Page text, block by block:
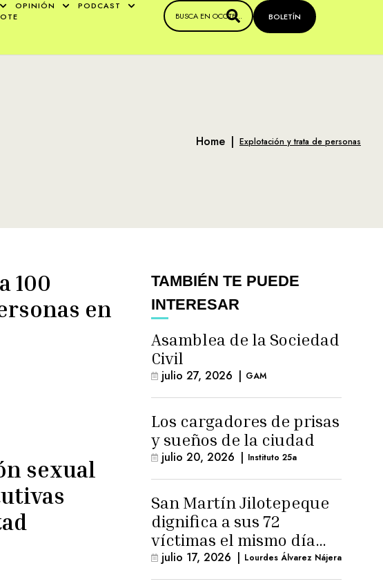
OPINIÓN
PODCAST
BOLETÍN
Home | Explotación y trata de personas
100
en
sexual
TAMBIÉN TE PUEDE
INTERESAR
Asamblea de la Sociedad
Civil
julio 27, 2026 | GAM
Los cargadores de prisas
y sueños de la ciudad
julio 20, 2026 | Instituto 25a
San Martín Jilotepeque
dignifica a sus 72
víctimas el mismo día
que Benedicto Lucas
logra arresto
julio 17, 2026 | Lourdes Álvarez Nájera